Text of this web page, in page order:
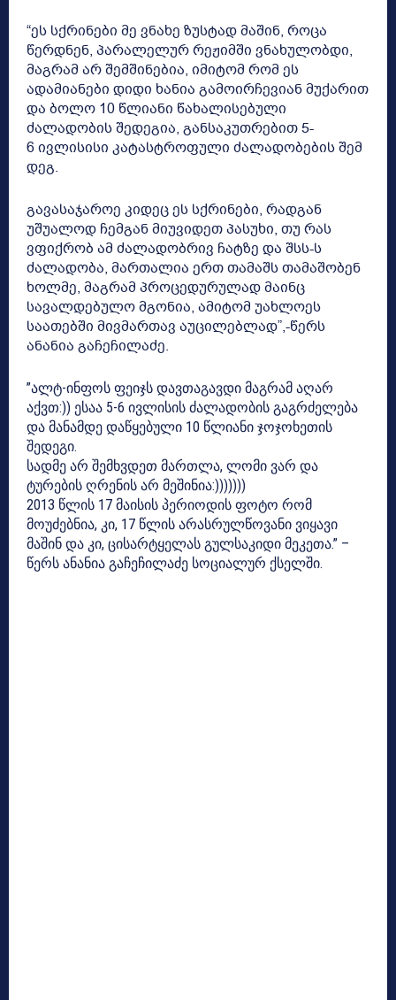
“ეს სქრინები მე ვნახე ზუსტად მაშინ, როცა
წერდნენ, პარალელურ რეჟიმში ვნახულობდი,
მაგრამ არ შემშინებია, იმიტომ რომ ეს
ადამიანები დიდი ხანია გამოირჩევიან მუქარით
და ბოლო 10 წლიანი წახალისებული
ძალადობის შედეგია, განსაკუთრებით 5-
6 ივლისისი კატასტროფული ძალადობების შემ
დეგ.
გავასაჯაროე კიდეც ეს სქრინები, რადგან
უშუალოდ ჩემგან მიუვიდეთ პასუხი, თუ რას
ვფიქრობ ამ ძალადობრივ ჩატზე და შსს-ს
ძალადობა, მართალია ერთ თამაშს თამაშობენ
ხოლმე, მაგრამ პროცედურულად მაინც
სავალდებულო მგონია, ამიტომ უახლოეს
საათებში მივმართავ აუცილებლად”,-წერს
ანანია გაჩეჩილაძე.
”ალტ-ინფოს ფეიჯს დავთაგავდი მაგრამ აღარ
აქვთ:)) ესაა 5-6 ივლისის ძალადობის გაგრძელება
და მანამდე დაწყებული 10 წლიანი ჯოჯოხეთის
შედეგი.
სადმე არ შემხვდეთ მართლა, ლომი ვარ და
ტურების ღრენის არ მეშინია:)))))))
2013 წლის 17 მაისის პერიოდის ფოტო რომ
მოუძებნია, კი, 17 წლის არასრულწოვანი ვიყავი
მაშინ და კი, ცისარტყელას გულსაკიდი მეკეთა.” –
წერს ანანია გაჩეჩილაძე სოციალურ ქსელში.